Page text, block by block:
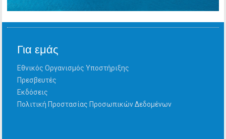
Για εμάς
Εθνικός Οργανισμός Υποστήριξης
Πρεσβευτές
Εκδόσεις
Πολιτική Προστασίας Προσωπικών Δεδομένων